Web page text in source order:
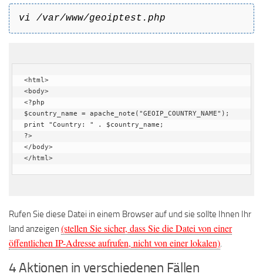
vi /var/www/geoiptest.php
<html>
<body>
<?php
$country_name = apache_note("GEOIP_COUNTRY_NAME");
print "Country: " . $country_name;
?>
</body>
</html>
Rufen Sie diese Datei in einem Browser auf und sie sollte Ihnen Ihr
land anzeigen (stellen Sie sicher, dass Sie die Datei von einer
öffentlichen IP-Adresse aufrufen, nicht von einer lokalen).
4 Aktionen in verschiedenen Fällen